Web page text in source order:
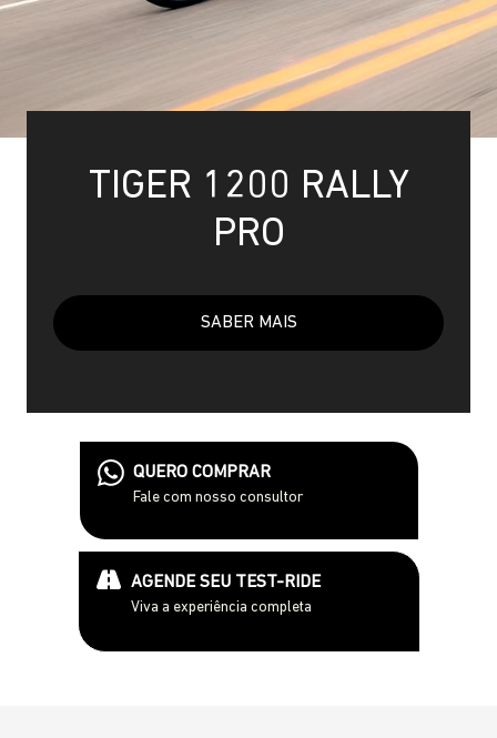
TIGER 1200 RALLY
PRO
SABER MAIS
QUERO COMPRAR
Fale com nosso consultor
AGENDE SEU TEST-RIDE
Viva a experiência completa